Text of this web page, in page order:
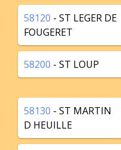
58120 - ST LEGER DE
FOUGERET
58200 - ST LOUP
58130 - ST MARTIN
D HEUILLE